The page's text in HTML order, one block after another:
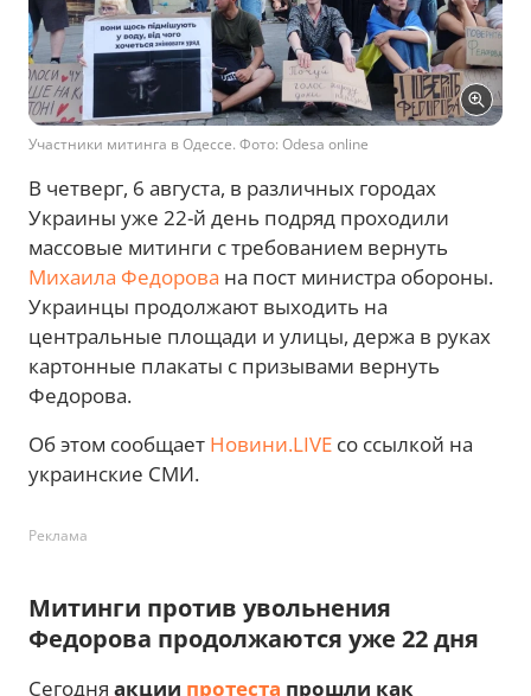
Участники митинга в Одессе. Фото: Odesa online
В четверг, 6 августа, в различных городах
Украины уже 22-й день подряд проходили
массовые митинги с требованием вернуть
Михаила Федорова на пост министра обороны.
Украинцы продолжают выходить на
центральные площади и улицы, держа в руках
картонные плакаты с призывами вернуть
Федорова.
Об этом сообщает Новини.LIVE со ссылкой на
украинские СМИ.
Реклама
Митинги против увольнения
Федорова продолжаются уже 22 дня
Сегодня акции протеста прошли как